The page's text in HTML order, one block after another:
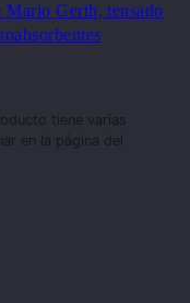
Mario Gerth, tensado
tiene varias
en la página del